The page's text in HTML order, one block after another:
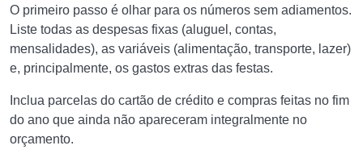
O primeiro passo é olhar para os números sem adiamentos.
Liste todas as despesas fixas (aluguel, contas,
mensalidades), as variáveis (alimentação, transporte, lazer)
e, principalmente, os gastos extras das festas.
Inclua parcelas do cartão de crédito e compras feitas no fim
do ano que ainda não apareceram integralmente no
orçamento.